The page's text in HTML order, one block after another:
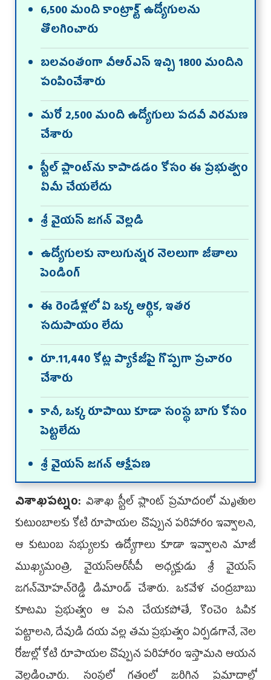
6,500 మంది కాంట్రాక్ట్‌ ఉద్యోగులను
తొలగించారు
బలవంతంగా వీఆర్‌ఎస్‌ ఇచ్చి 1800 మందిని
పంపించేశారు
మరో 2,500 మంది ఉద్యోగులు పదవీ విరమణ
చేశారు
స్టీల్‌ ప్లాంట్‌ను కాపాడడం కోసం ఈ ప్రభుత్వం
ఏమీ చేయలేదు
శ్రీ వైయస్‌ జగన్‌ వెల్లడి
ఉద్యోగులకు నాలుగున్నర నెలలుగా జీతాలు
పెండింగ్‌
ఈ రెండేళ్లలో ఏ ఒక్క ఆర్థిక, ఇతర
సదుపాయం లేదు
రూ.11,440 కోట్ల ప్యాకేజీపై గొప్పగా ప్రచారం
చేశారు
కానీ, ఒక్క రూపాయి కూడా సంస్థ బాగు కోసం
పెట్టలేదు
శ్రీ వైయస్‌ జగన్‌ ఆక్షేపణ
విశాఖపట్నం: విశాఖ స్టీల్‌ ప్లాంట్‌ ప్రమాదంలో మృతుల
కుటుంబాలకు కోటి రూపాయల చొప్పున పరిహారం ఇవ్వాలని,
ఆ కుటుంబ సభ్యులకు ఉద్యోగాలు కూడా ఇవ్వాలని మాజీ
ముఖ్యమంత్రి, వైయ‌స్ఆర్‌సీపీ అధ్యక్షుడు శ్రీ వైయస్‌
జగన్‌మోహన్‌రెడ్డి డిమాండ్‌ చేశారు. ఒకవేళ చంద్రబాబు
కూటమి ప్రభుత్వం ఆ పని చేయకపోతే, కొంచెం ఓపిక
పట్టాలని, దేవుడి దయ వల్ల తమ ప్రభుత్వం ఏర్పడగానే, నెల
రోజుల్లో కోటి రూపాయల చొప్పున పరిహారం ఇస్తామని ఆయన